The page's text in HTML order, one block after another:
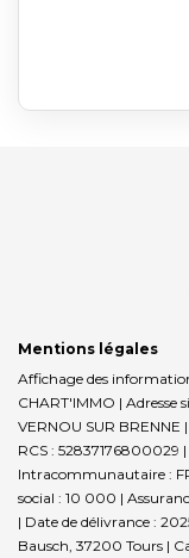
Mentions légales
Affichage des
CHART'IMMO | Adresse
VERNOU SUR BRENNE
RCS : 52837176800029
Intracommunautaire :
social : 10 000 |
| Date de délivrance :
Bausch, 37200 Tours |